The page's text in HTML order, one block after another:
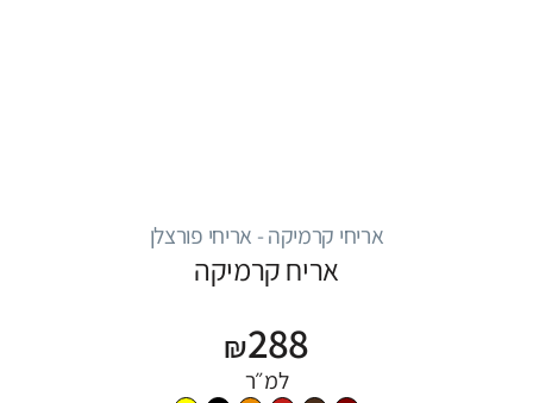
אריחי קרמיקה - אריחי פורצלן
אריח קרמיקה
₪288
למ״ר